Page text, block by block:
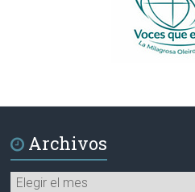
Archivos
Archivos